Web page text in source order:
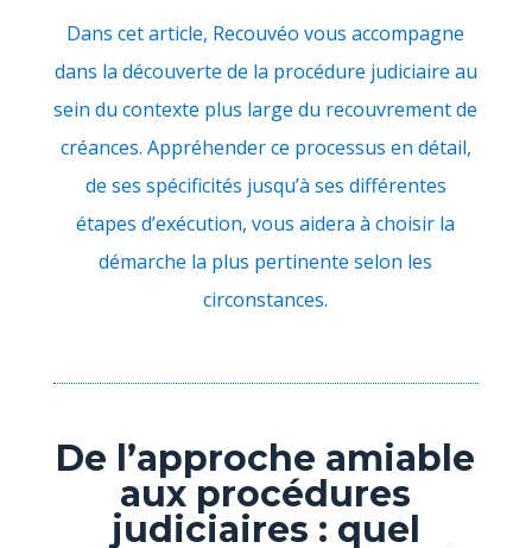
Dans cet article, Recouvéo vous accompagne
dans la découverte de la procédure judiciaire au
sein du contexte plus large du recouvrement de
créances. Appréhender ce processus en détail,
de ses spécificités jusqu’à ses différentes
étapes d’exécution, vous aidera à choisir la
démarche la plus pertinente selon les
circonstances.
De l’approche amiable
aux procédures
judiciaires : quel